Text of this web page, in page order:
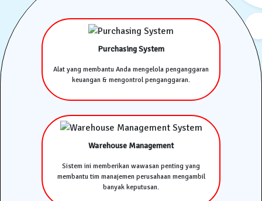
Purchasing System
Alat yang membantu Anda mengelola penganggaran
keuangan & mengontrol penganggaran.
Warehouse Management
Sistem ini memberikan wawasan penting yang
membantu tim manajemen perusahaan mengambil
banyak keputusan.